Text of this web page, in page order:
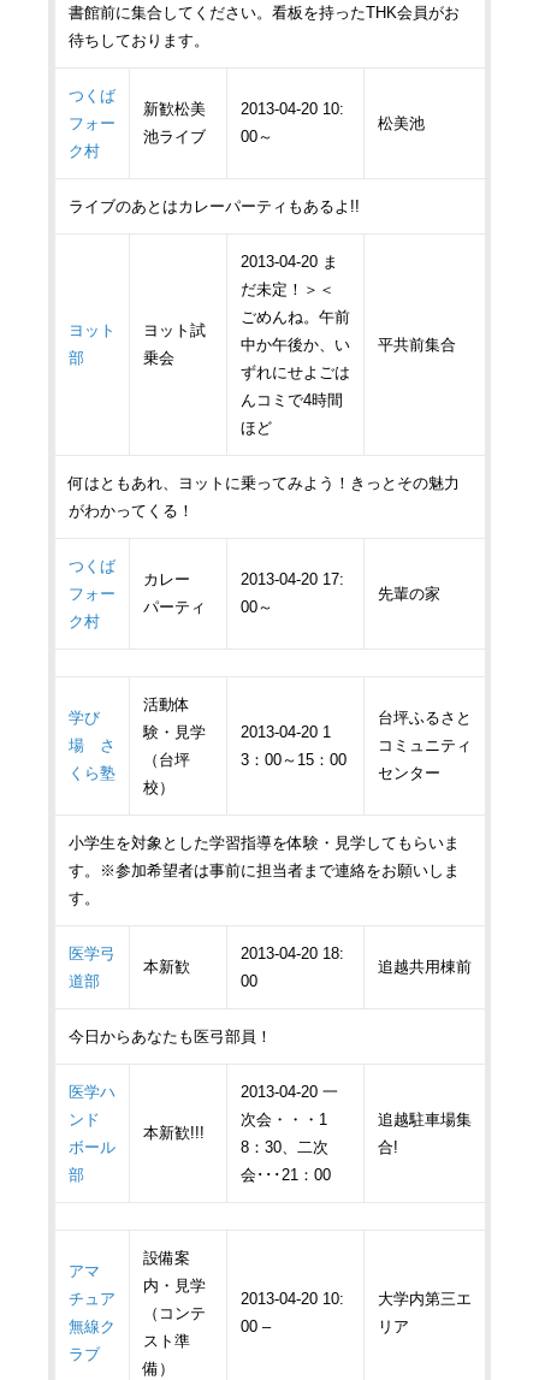
書館前に集合してください。看板を持ったTHK会員がお
待ちしております。
つくば
フォー
ク村
新歓松美
池ライブ
2013-04-20 10:
00～
松美池
ライブのあとはカレーパーティもあるよ!!
ヨット
部
ヨット試
乗会
2013-04-20 ま
だ未定！＞＜
ごめんね。午前
中か午後か、い
ずれにせよごは
んコミで4時間
ほど
平共前集合
何はともあれ、ヨットに乗ってみよう！きっとその魅力
がわかってくる！
つくば
フォー
ク村
カレー
パーティ
2013-04-20 17:
00～
先輩の家
学び
場 さ
くら塾
活動体
験・見学
（台坪
校）
2013-04-20 1
3：00～15：00
台坪ふるさと
コミュニティ
センター
小学生を対象とした学習指導を体験・見学してもらいま
す。※参加希望者は事前に担当者まで連絡をお願いしま
す。
医学弓
道部
本新歓
2013-04-20 18:
00
追越共用棟前
今日からあなたも医弓部員！
医学ハ
ンド
ボール
部
本新歓!!!
2013-04-20 一
次会・・・1
8：30、二次
会･･･21：00
追越駐車場集
合!
アマ
チュア
無線ク
ラブ
設備案
内・見学
（コンテ
スト準
備）
2013-04-20 10:
00 –
大学内第三エ
リア